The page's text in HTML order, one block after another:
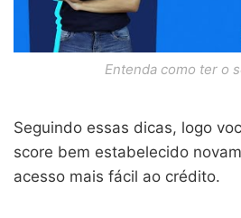
Entenda como ter o
Seguindo essas dicas, logo
score bem estabelecido
acesso mais fácil ao crédito.